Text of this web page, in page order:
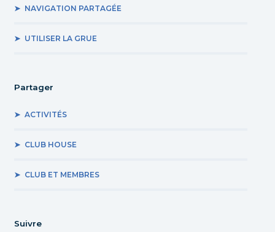
NAVIGATION PARTAGÉE
UTILISER LA GRUE
Partager
ACTIVITÉS
CLUB HOUSE
CLUB ET MEMBRES
Suivre